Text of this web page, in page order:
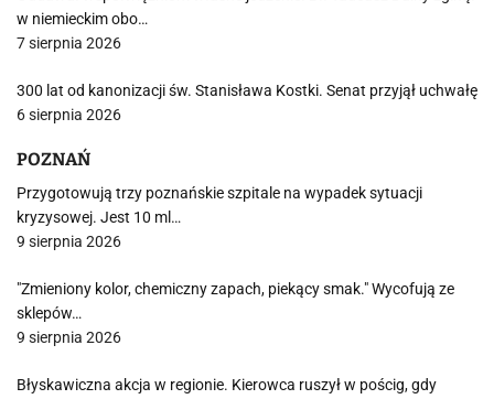
w niemieckim obo…
7 sierpnia 2026
300 lat od kanonizacji św. Stanisława Kostki. Senat przyjął uchwałę
6 sierpnia 2026
POZNAŃ
Przygotowują trzy poznańskie szpitale na wypadek sytuacji
kryzysowej. Jest 10 ml…
9 sierpnia 2026
"Zmieniony kolor, chemiczny zapach, piekący smak." Wycofują ze
sklepów…
9 sierpnia 2026
Błyskawiczna akcja w regionie. Kierowca ruszył w pościg, gdy